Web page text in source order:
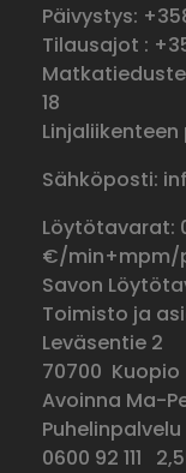
Päivystys:
Tilausajot :
18
Linjaliikenteen
Sähköposti:
Löytötavarat:
€/min+mpm/
Savon
Toimisto ja
Leväsentie 2
70700 Kuopio
Avoinna Ma-Pe
0600 92 111